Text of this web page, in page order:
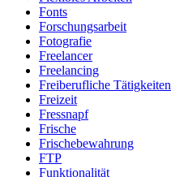
Fonts
Forschungsarbeit
Fotografie
Freelancer
Freelancing
Freiberufliche Tätigkeiten
Freizeit
Fressnapf
Frische
Frischebewahrung
FTP
Funktionalität